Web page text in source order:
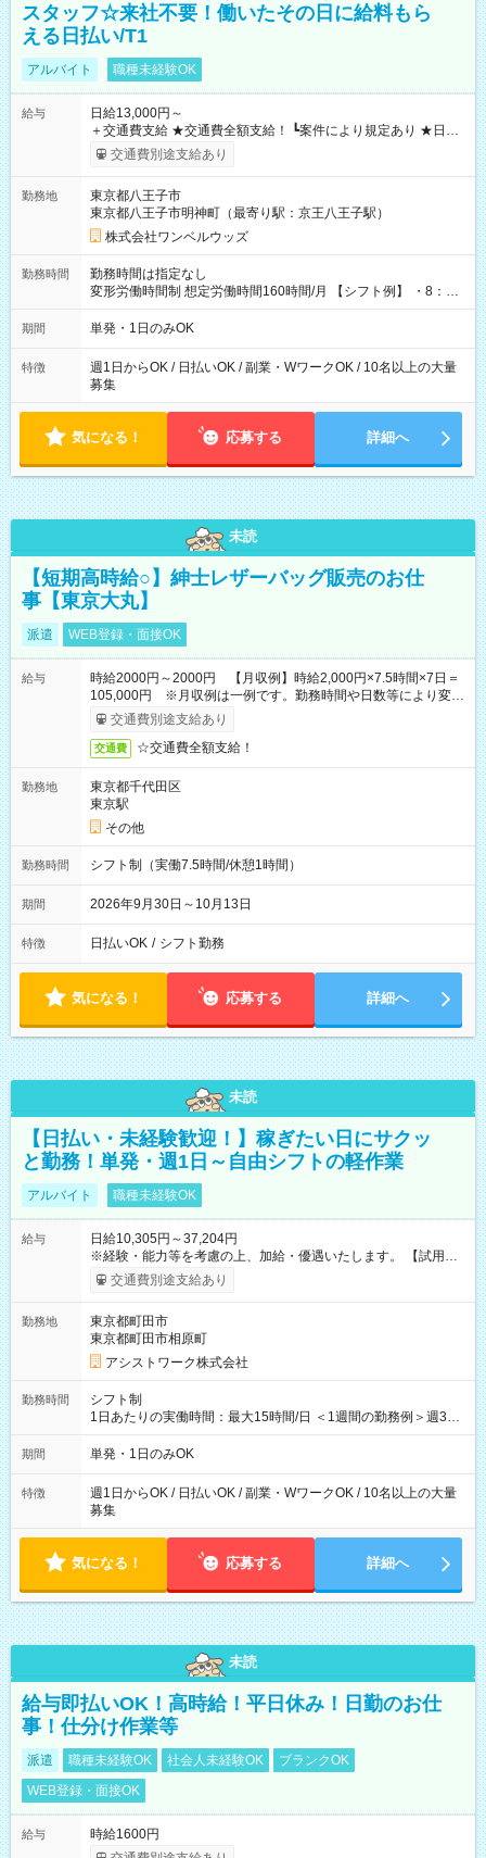
スタッフ☆来社不要！働いたその日に給料もら
える日払い/T1
アルバイト 職種未経験OK
給与
日給13,000円～
＋交通費支給 ★交通費全額支給！ ┗案件により規定あり ★日払
いOK！（規定あり） ┗働いたその日に現金GET♪ お仕事後はコ
ンビニATMから 日払い分を引き落とせます！ 【試用期間】試
交通費別途支給あり
勤務地
東京都八王子市
東京都八王子市明神町（最寄り駅：京王八王子駅）
株式会社ワンベルウッズ
勤務時間
勤務時間は指定なし
変形労働時間制 想定労働時間160時間/月 【シフト例】 ・8：00
～21：00
期間 単発・1日のみOK
特徴
週1日からOK / 日払いOK / 副業・WワークOK / 10名以上の大量
募集
気になる！ 応募する 詳細へ
未読
【短期高時給○】紳士レザーバッグ販売のお仕
事【東京大丸】
派遣 WEB登録・面接OK
給与
時給2000円～2000円 【月収例】時給2,000円×7.5時間×7日＝
105,000円 ※月収例は一例です。勤務時間や日数等により変動
いたします。
交通費別途支給あり
交通費 ☆交通費全額支給！
勤務地
東京都千代田区
東京駅
その他
勤務時間 シフト制（実働7.5時間/休憩1時間）
期間 2026年9月30日～10月13日
特徴 日払いOK / シフト勤務
気になる！ 応募する 詳細へ
未読
【日払い・未経験歓迎！】稼ぎたい日にサクッ
と勤務！単発・週1日～自由シフトの軽作業
アルバイト 職種未経験OK
給与
日給10,305円～37,204円
※経験・能力等を考慮の上、加給・優遇いたします。 【試用期
間】試用期間なし
交通費別途支給あり
勤務地
東京都町田市
東京都町田市相原町
アシストワーク株式会社
勤務時間
シフト制
1日あたりの実働時間：最大15時間/日 ＜1週間の勤務例＞週3回
勤務 勤務：月・水・金 休み：火・木・土・日 好きな時にお仕事
可能です！ ※1日あたりの最大実働時間は日勤、夜勤共に勤務し
期間 単発・1日のみOK
特徴
週1日からOK / 日払いOK / 副業・WワークOK / 10名以上の大量
募集
気になる！ 応募する 詳細へ
未読
給与即払いOK！高時給！平日休み！日勤のお仕
事！仕分け作業等
派遣 職種未経験OK 社会人未経験OK
ブランクOK
WEB登録・面接OK
給与
時給1600円